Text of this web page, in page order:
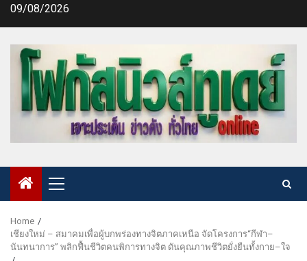
Skip09/08/2026
Primary
Menu
Home
เชียงใหม่ – สมาคมเพื่อผู้บกพร่องทางจิตภาคเหนือ จัดโครงการ“กีฬา–
นันทนาการ” พลิกฟื้นชีวิตคนพิการทางจิต ดันคุณภาพชีวิตยั่งยืนทั้งกาย–ใจ